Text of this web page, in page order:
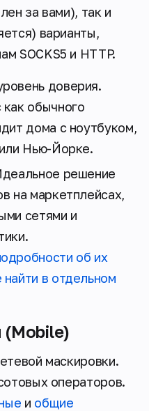
за вами), так и
варианты,
SOCKS5 и HTTP.
доверия.
обычного
дома с ноутбуком,
Нью-Йорке.
решение
на маркетплейсах,
сетями и
об их
в отдельном
(Mobile)
маскировки.
операторов.
и общие